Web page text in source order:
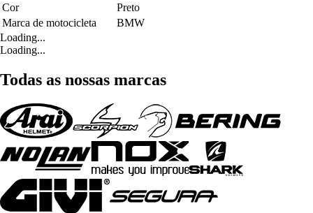
Cor
Preto
Marca de motocicleta
BMW
Loading...
Loading...
Todas as nossas marcas